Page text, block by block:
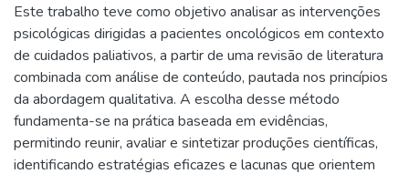
Este trabalho teve como objetivo analisar as intervenções
psicológicas dirigidas a pacientes oncológicos em contexto
de cuidados paliativos, a partir de uma revisão de literatura
combinada com análise de conteúdo, pautada nos princípios
da abordagem qualitativa. A escolha desse método
fundamenta-se na prática baseada em evidências,
permitindo reunir, avaliar e sintetizar produções científicas,
identificando estratégias eficazes e lacunas que orientem